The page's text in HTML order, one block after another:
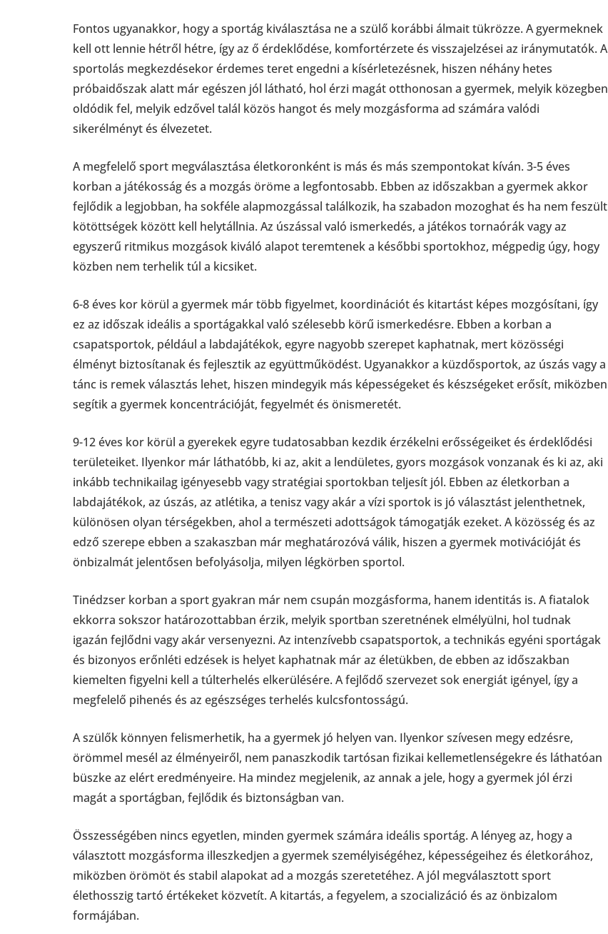
Fontos ugyanakkor, hogy a sportág kiválasztása ne a szülő korábbi álmait tükrözze. A gyermeknek
kell ott lennie hétről hétre, így az ő érdeklődése, komfortérzete és visszajelzései az iránymutatók. A
sportolás megkezdésekor érdemes teret engedni a kísérletezésnek, hiszen néhány hetes
próbaidőszak alatt már egészen jól látható, hol érzi magát otthonosan a gyermek, melyik közegben
oldódik fel, melyik edzővel talál közös hangot és mely mozgásforma ad számára valódi
sikerélményt és élvezetet.
A megfelelő sport megválasztása életkoronként is más és más szempontokat kíván. 3-5 éves
korban a játékosság és a mozgás öröme a legfontosabb. Ebben az időszakban a gyermek akkor
fejlődik a legjobban, ha sokféle alapmozgással találkozik, ha szabadon mozoghat és ha nem feszült
kötöttségek között kell helytállnia. Az úszással való ismerkedés, a játékos tornaórák vagy az
egyszerű ritmikus mozgások kiváló alapot teremtenek a későbbi sportokhoz, mégpedig úgy, hogy
közben nem terhelik túl a kicsiket.
6-8 éves kor körül a gyermek már több figyelmet, koordinációt és kitartást képes mozgósítani, így
ez az időszak ideális a sportágakkal való szélesebb körű ismerkedésre. Ebben a korban a
csapatsportok, például a labdajátékok, egyre nagyobb szerepet kaphatnak, mert közösségi
élményt biztosítanak és fejlesztik az együttműködést. Ugyanakkor a küzdősportok, az úszás vagy a
tánc is remek választás lehet, hiszen mindegyik más képességeket és készségeket erősít, miközben
segítik a gyermek koncentrációját, fegyelmét és önismeretét.
9-12 éves kor körül a gyerekek egyre tudatosabban kezdik érzékelni erősségeiket és érdeklődési
területeiket. Ilyenkor már láthatóbb, ki az, akit a lendületes, gyors mozgások vonzanak és ki az, aki
inkább technikailag igényesebb vagy stratégiai sportokban teljesít jól. Ebben az életkorban a
labdajátékok, az úszás, az atlétika, a tenisz vagy akár a vízi sportok is jó választást jelenthetnek,
különösen olyan térségekben, ahol a természeti adottságok támogatják ezeket. A közösség és az
edző szerepe ebben a szakaszban már meghatározóvá válik, hiszen a gyermek motivációját és
önbizalmát jelentősen befolyásolja, milyen légkörben sportol.
Tinédzser korban a sport gyakran már nem csupán mozgásforma, hanem identitás is. A fiatalok
ekkorra sokszor határozottabban érzik, melyik sportban szeretnének elmélyülni, hol tudnak
igazán fejlődni vagy akár versenyezni. Az intenzívebb csapatsportok, a technikás egyéni sportágak
és bizonyos erőnléti edzések is helyet kaphatnak már az életükben, de ebben az időszakban
kiemelten figyelni kell a túlterhelés elkerülésére. A fejlődő szervezet sok energiát igényel, így a
megfelelő pihenés és az egészséges terhelés kulcsfontosságú.
A szülők könnyen felismerhetik, ha a gyermek jó helyen van. Ilyenkor szívesen megy edzésre,
örömmel mesél az élményeiről, nem panaszkodik tartósan fizikai kellemetlenségekre és láthatóan
büszke az elért eredményeire. Ha mindez megjelenik, az annak a jele, hogy a gyermek jól érzi
magát a sportágban, fejlődik és biztonságban van.
Összességében nincs egyetlen, minden gyermek számára ideális sportág. A lényeg az, hogy a
választott mozgásforma illeszkedjen a gyermek személyiségéhez, képességeihez és életkorához,
miközben örömöt és stabil alapokat ad a mozgás szeretetéhez. A jól megválasztott sport
élethosszig tartó értékeket közvetít. A kitartás, a fegyelem, a szocializáció és az önbizalom
formájában.